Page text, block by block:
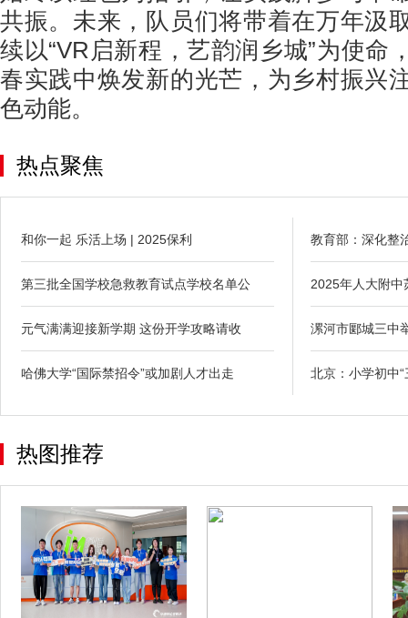
共振。未来，队员们将带着在万年汲
续以“VR启新程，艺韵润乡城”为使命
春实践中焕发新的光芒，为乡村振兴
色动能。
热点聚焦
和你一起 乐活上场 | 2025保利
第三批全国学校急救教育试点学校名单公
元气满满迎接新学期 这份开学攻略请收
哈佛大学“国际禁招令”或加剧人才出走
教育部：深化整
2025年人大附中
漯河市郾城三中
北京：小学初中
热图推荐